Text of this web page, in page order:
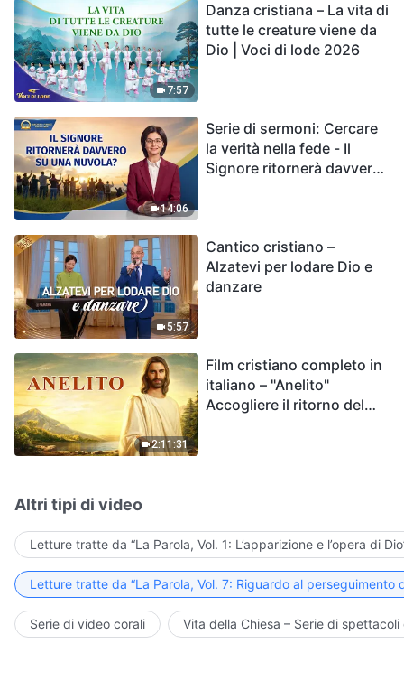
7:57
Danza cristiana – La vita di
tutte le creature viene da
Dio | Voci di lode 2026
14:06
Serie di sermoni: Cercare
la verità nella fede - Il
Signore ritornerà davvero
5:57
Cantico cristiano –
Alzatevi per lodare Dio e
danzare
2:11:31
Film cristiano completo in
italiano – "Anelito"
Accogliere il ritorno del
Altri tipi di video
Letture tratte da “La Parola, Vol. 1: L’apparizione e l’opera di
Letture tratte da “La Parola, Vol. 7: Riguardo al perseguimento
Serie di video corali Vita della Chiesa – Serie di